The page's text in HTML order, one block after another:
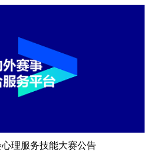
理服务技能大赛公告